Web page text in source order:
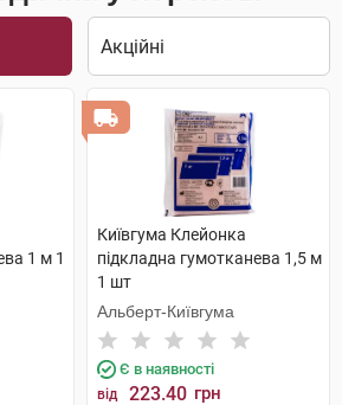
1 м 1
Київгума Клейонка
підкладна гумотканева 1,5 м
1 шт
Альберт-Київгума
Є в наявності
від 223.40 грн